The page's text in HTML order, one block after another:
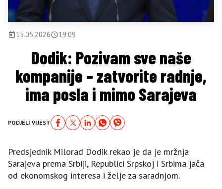
15.05.2026 19:09
Dodik: Pozivam sve naše
kompanije – zatvorite radnje,
ima posla i mimo Sarajeva
PODJELI VIJEST
Predsjednik Milorad Dodik rekao je da je mržnja
Sarajeva prema Srbiji, Republici Srpskoj i Srbima jača
od ekonomskog interesa i želje za saradnjom.